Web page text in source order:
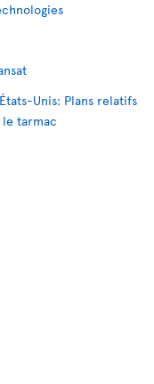
Unis: Plans relatifs
tarmac